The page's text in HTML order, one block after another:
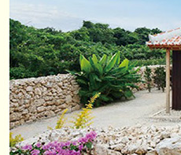
를 위한 시티호텔
험하라, 오키나와식 게스트하우스
Q&A
가이드